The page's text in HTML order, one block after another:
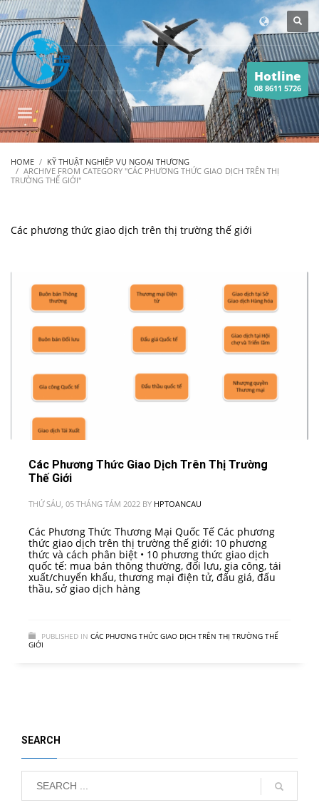
Hotline
08 8611 5726
HOME
KỸ THUẬT NGHIỆP VỤ NGOẠI THƯƠNG
ARCHIVE FROM CATEGORY "CÁC PHƯƠNG THỨC GIAO DỊCH TRÊN THỊ
TRƯỜNG THẾ GIỚI"
Các phương thức giao dịch trên thị trường thế giới
Các Phương Thức Giao Dịch Trên Thị Trường
Thế Giới
THỨ SÁU, 05 THÁNG TÁM 2022 BY HPTOANCAU
Các Phương Thức Thương Mại Quốc Tế Các phương
thức giao dịch trên thị trường thế giới: 10 phương
thức và cách phân biệt • 10 phương thức giao dịch
quốc tế: mua bán thông thường, đối lưu, gia công, tái
xuất/chuyển khẩu, thương mại điện tử, đấu giá, đấu
thầu, sở giao dịch hàng
PUBLISHED IN CÁC PHƯƠNG THỨC GIAO DỊCH TRÊN THỊ TRƯỜNG THẾ
GIỚI
SEARCH